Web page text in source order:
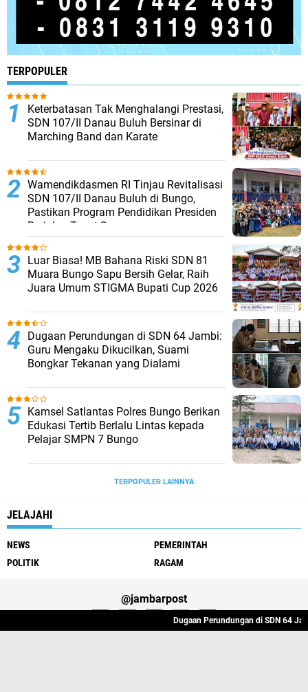
TERPOPULER
Keterbatasan Tak Menghalangi Prestasi,
SDN 107/II Danau Buluh Bersinar di
Marching Band dan Karate
Wamendikdasmen RI Tinjau Revitalisasi
SDN 107/II Danau Buluh di Bungo,
Pastikan Program Pendidikan Presiden
Berjalan Tepat Sasaran
Luar Biasa! MB Bahana Riski SDN 81
Muara Bungo Sapu Bersih Gelar, Raih
Juara Umum STIGMA Bupati Cup 2026
Dugaan Perundungan di SDN 64 Jambi:
Guru Mengaku Dikucilkan, Suami
Bongkar Tekanan yang Dialami
Kamsel Satlantas Polres Bungo Berikan
Edukasi Tertib Berlalu Lintas kepada
Pelajar SMPN 7 Bungo
TERPOPULER LAINNYA
JELAJAHI
NEWS
PEMERINTAH
POLITIK
RAGAM
@jambarpost
Dugaan Perundungan di SDN 64 Jambi: